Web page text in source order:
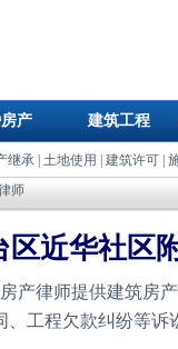
产 建筑工程
继承 土地使用 建筑许可
师
区近华社区
产律师提供建筑房
工程欠款纠纷等诉